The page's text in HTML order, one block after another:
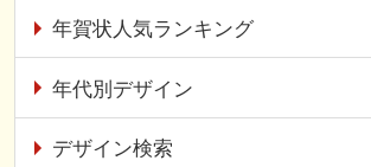
年賀状人気ランキング
年代別デザイン
デザイン検索